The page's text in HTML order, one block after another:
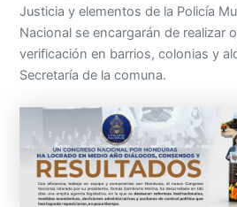
Justicia y elementos de la Policía
Nacional se encargarán de realizar
verificación en barrios, colonias y
Secretaría de la comuna.